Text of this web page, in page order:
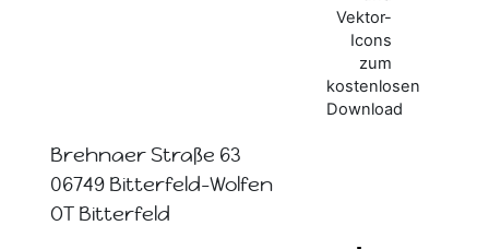
Brehnaer Straße 63
06749 Bitterfeld-Wolfen
OT Bitterfeld